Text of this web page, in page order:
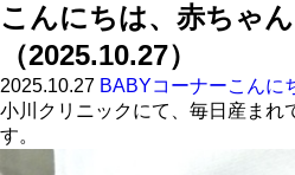
こんにちは、赤ちゃ
（2025.10.27）
2025.10.27 BABYコーナーこんに
小川クリニックにて、毎日産まれ
す。